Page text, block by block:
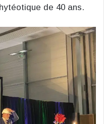
de 40 ans.